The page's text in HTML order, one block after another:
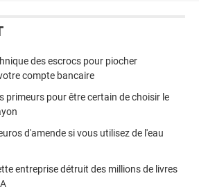
des escrocs pour piocher
compte bancaire
primeurs pour être certain de choisir le
d'amende si vous utilisez de l'eau
entreprise détruit des millions de livres